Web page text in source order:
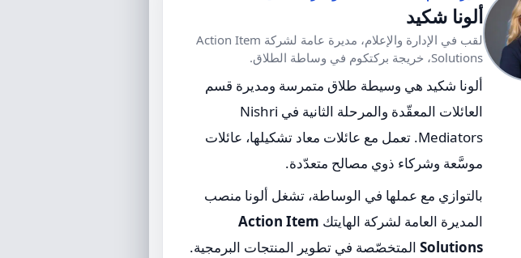
ألونا شكيد
لقب في الإدارة والإعلام، مديرة عامة لشركة Action Item
Solutions، خريجة بركتكوم في وساطة الطلاق.
ألونا شكيد هي وسيطة طلاق متمرسة ومديرة قسم
العائلات المعقّدة والمرحلة الثانية في Nishri
Mediators. تعمل مع عائلات معاد تشكيلها، عائلات
موسَّعة وشركاء ذوي مصالح متعدّدة.
بالتوازي مع عملها في الوساطة، تشغل ألونا منصب
المديرة العامة لشركة الهايتك Action Item
Solutions المتخصّصة في تطوير المنتجات البرمجية.